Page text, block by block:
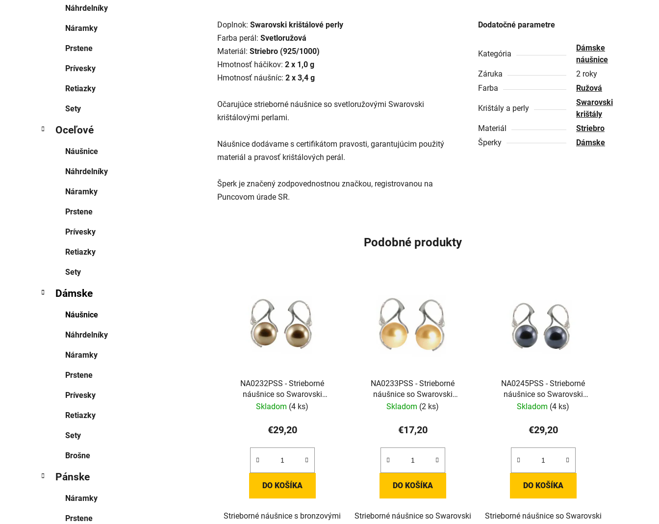
Náhrdelníky
Náramky
Prstene
Prívesky
Retiazky
Sety
Oceľové
Náušnice
Náhrdelníky
Náramky
Prstene
Prívesky
Retiazky
Sety
Dámske
Náušnice
Náhrdelníky
Náramky
Prstene
Prívesky
Retiazky
Sety
Brošne
Pánske
Náramky
Prstene
Doplnok: Swarovski krištálové perly
Farba perál: Svetloružová
Materiál: Striebro (925/1000)
Hmotnosť háčikov: 2 x 1,0 g
Hmotnosť náušníc: 2 x 3,4 g
Očarujúce strieborné náušnice so svetloružovými Swarovski
krištálovými perlami.
Náušnice dodávame s certifikátom pravosti, garantujúcim použitý
materiál a pravosť krištálových perál.
Šperk je značený zodpovednostnou značkou, registrovanou na
Puncovom úrade SR.
Dodatočné parametre
Kategória
Dámske
náušnice
Záruka
2 roky
Farba
Ružová
Krištály a perly
Swarovski
krištály
Materiál
Striebro
Šperky
Dámske
Podobné produkty
NA0232PSS - Strieborné
náušnice so Swarovski
krištálovými perlami
Skladom (4 ks)
€29,20
DO KOŠÍKA
Strieborné náušnice s bronzovými
NA0233PSS - Strieborné
náušnice so Swarovski
krištálovými perlami
Skladom (2 ks)
€17,20
DO KOŠÍKA
Strieborné náušnice so Swarovski
NA0245PSS - Strieborné
náušnice so Swarovski
krištálovými perlami
Skladom (4 ks)
€29,20
DO KOŠÍKA
Strieborné náušnice so Swarovski